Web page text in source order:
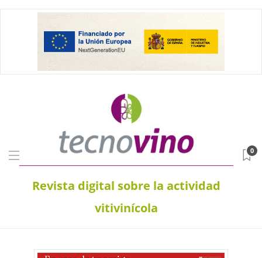
Revista digital sobre la actividad
vitivinícola
0